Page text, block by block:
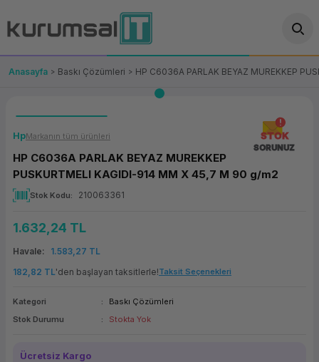
Geri Dön
Geri Dön
OT/VT Ürünleri
Fiş Yazıcı
(Firewall)
Geri Dön
Makinesi
Geri Dön
Çözümleri
Geri Dön
Geri Dön
Bağlantı
Yedekleme
Geri Dön
Ürünler
Paketi
Anasayfa Baskı Çözümleri HP C6036A PARLAK BEYAZ MUREKKEP
STOK
SORUNUZ
HpMarkanın tüm ürünleri
HP C6036A PARLAK BEYAZ MUREKKEP
PUSKURTMELI KAGIDI-914 MM X 45,7 M 90 g/m2
Stok Kodu 210063361
1.632,24 TL
Havale
1.583,27 TL
182,82 TL'den başlayan taksitlerle!Taksit Seçenekleri
Kategori
Baskı Çözümleri
Stok Durumu
Stokta Yok
Ücretsiz Kargo